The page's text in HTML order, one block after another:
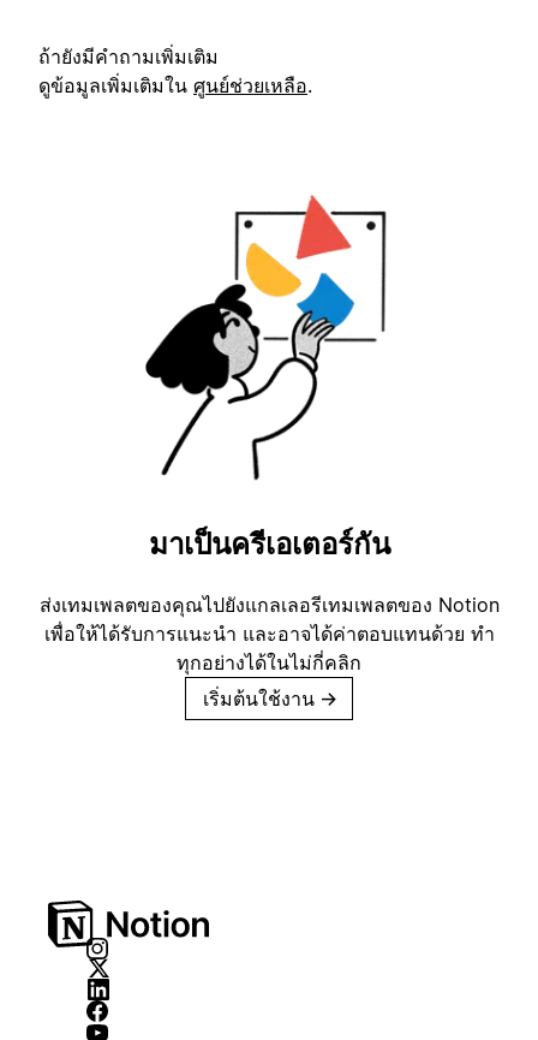
ถ้ายังมีคำถามเพิ่มเติม
ดูข้อมูลเพิ่มเติมใน ศูนย์ช่วยเหลือ.
มาเป็นครีเอเตอร์กัน
ส่งเทมเพลตของคุณไปยังแกลเลอรีเทมเพลตของ Notion
เพื่อให้ได้รับการแนะนำ และอาจได้ค่าตอบแทนด้วย ทำ
ทุกอย่างได้ในไม่กี่คลิก
เริ่มต้นใช้งาน →